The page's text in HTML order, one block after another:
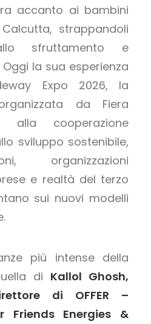
accanto ai bambini
strappandoli
sfruttamento e
Oggi la sua esperienza
Expo 2026, la
da Fiera
alla cooperazione
sviluppo sostenibile,
organizzazioni
e realtà del terzo
sui nuovi modelli
più intense della
di Kallol Ghosh,
di OFFER –
Friends Energies &